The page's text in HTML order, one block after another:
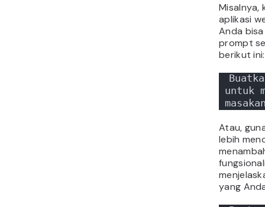
Misalnya,
aplikasi
Anda
prompt
berikut ini:
untuk
Atau,
lebih
yang